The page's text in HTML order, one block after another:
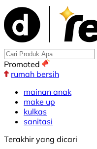
Promoted
rumah bersih
mainan anak
make up
kulkas
sanitasi
Terakhir yang dicari